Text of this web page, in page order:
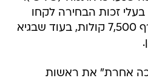
מתוך 48 אלף בעלי זכות הבחירה לקחו
חלק בבחירות. ברזילי גרף 7,500 קולות, בעוד שבגיא
אחרת" את ראשות